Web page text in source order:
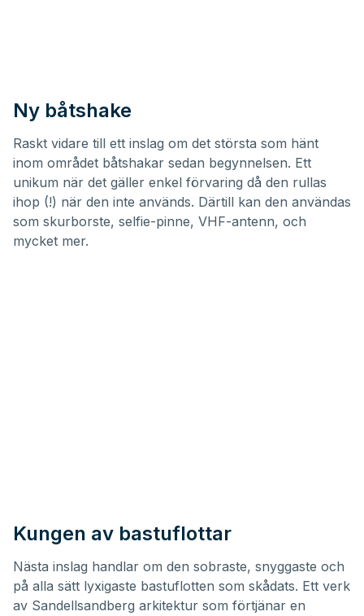
Ny båtshake
Raskt vidare till ett inslag om det största som hänt
inom området båtshakar sedan begynnelsen. Ett
unikum när det gäller enkel förvaring då den rullas
ihop (!) när den inte används. Därtill kan den användas
som skurborste, selfie-pinne, VHF-antenn, och
mycket mer.
Kungen av bastuflottar
Nästa inslag handlar om den sobraste, snyggaste och
på alla sätt lyxigaste bastuflotten som skådats. Ett verk
av Sandellsandberg arkitektur som förtjänar en